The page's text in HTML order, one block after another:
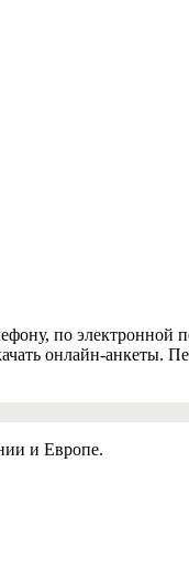
по электронной
онлайн-анкеты.
и Европе.